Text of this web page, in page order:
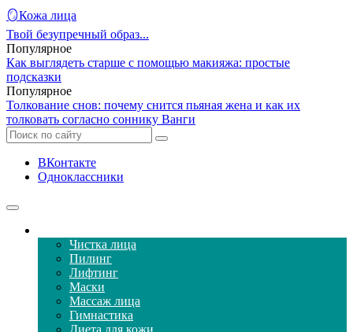
🪞Кожа лица
Твой безупречный образ...
Популярное
Как выглядеть старше с помощью макияжа: простые
подсказки
Популярное
Толкование снов: почему снится пьяная жена и как их
толковать согласно соннику Ванги
ВКонтакте
Одноклассники
Чистка лица
Пилинг
Лифтинг
Маски
Массаж лица
Гимнастика
Диета для кожи